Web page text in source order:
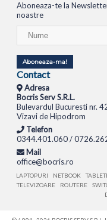
Aboneaza-te la
noastre
Aboneaza-ma!
Contact
Adresa
Bocris Serv S.R.L.
Bulevardul Bucuresti nr.
Vizavi de Hipodrom
Telefon
0344.401.060 /
Mail
office@bocris.ro
LAPTOPURI NETBOOK
TELEVIZOARE
ROUTERE